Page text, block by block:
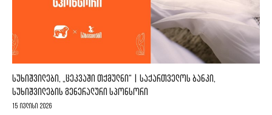
ᲡᲣᲮᲘᲨᲕᲘᲚᲔᲑᲘ, „ᲪᲔᲙᲕᲐᲨᲘ ᲗᲥᲛᲣᲚᲜᲘ“ | ᲡᲐᲥᲐᲠᲗᲕᲔᲚᲝᲡ ᲑᲐᲜᲙᲘ,
ᲡᲣᲮᲘᲨᲕᲘᲚᲔᲑᲘᲡ ᲒᲔᲜᲔᲠᲐᲚᲣᲠᲘ ᲡᲞᲝᲜᲡᲝᲠᲘ
15 ივლისი 2026